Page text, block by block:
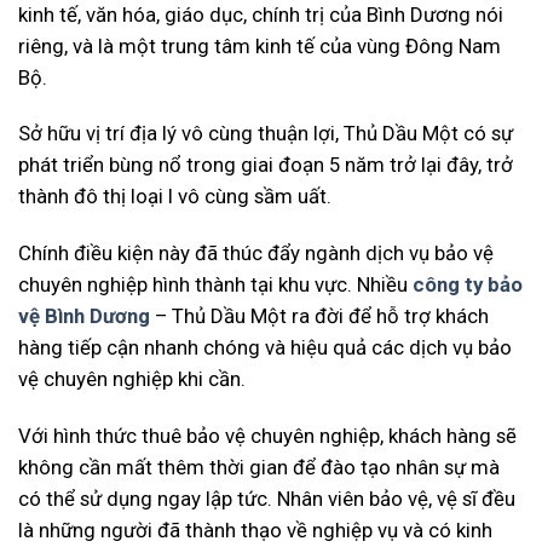
kinh tế, văn hóa, giáo dục, chính trị của Bình Dương nói
riêng, và là một trung tâm kinh tế của vùng Đông Nam
Bộ.
Sở hữu vị trí địa lý vô cùng thuận lợi, Thủ Dầu Một có sự
phát triển bùng nổ trong giai đoạn 5 năm trở lại đây, trở
thành đô thị loại I vô cùng sầm uất.
Chính điều kiện này đã thúc đẩy ngành dịch vụ bảo vệ
chuyên nghiệp hình thành tại khu vực. Nhiều công ty bảo
vệ Bình Dương – Thủ Dầu Một ra đời để hỗ trợ khách
hàng tiếp cận nhanh chóng và hiệu quả các dịch vụ bảo
vệ chuyên nghiệp khi cần.
Với hình thức thuê bảo vệ chuyên nghiệp, khách hàng sẽ
không cần mất thêm thời gian để đào tạo nhân sự mà
có thể sử dụng ngay lập tức. Nhân viên bảo vệ, vệ sĩ đều
là những người đã thành thạo về nghiệp vụ và có kinh